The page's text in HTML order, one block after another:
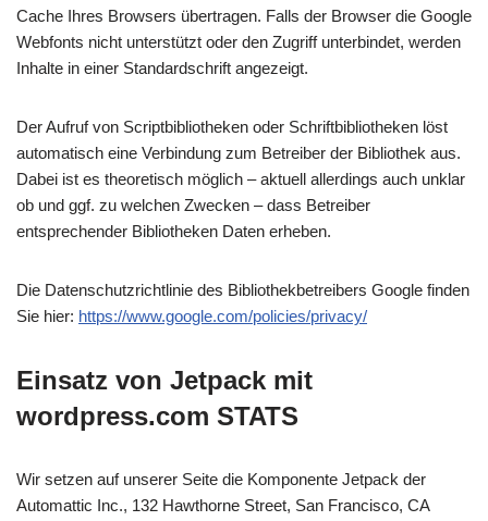
Cache Ihres Browsers übertragen. Falls der Browser die Google
Webfonts nicht unterstützt oder den Zugriff unterbindet, werden
Inhalte in einer Standardschrift angezeigt.
Der Aufruf von Scriptbibliotheken oder Schriftbibliotheken löst
automatisch eine Verbindung zum Betreiber der Bibliothek aus.
Dabei ist es theoretisch möglich – aktuell allerdings auch unklar
ob und ggf. zu welchen Zwecken – dass Betreiber
entsprechender Bibliotheken Daten erheben.
Die Datenschutzrichtlinie des Bibliothekbetreibers Google finden
Sie hier: https://www.google.com/policies/privacy/
Einsatz von Jetpack mit
wordpress.com STATS
Wir setzen auf unserer Seite die Komponente Jetpack der
Automattic Inc., 132 Hawthorne Street, San Francisco, CA